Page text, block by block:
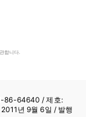
합니다.
86-64640 / 제호:
년 9월 6일 / 발행